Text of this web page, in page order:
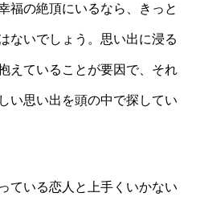
福の絶頂にいるなら、きっと
ないでしょう。思い出に浸る
えていることが要因で、それ
い思い出を頭の中で探してい
ている恋人と上手くいかない